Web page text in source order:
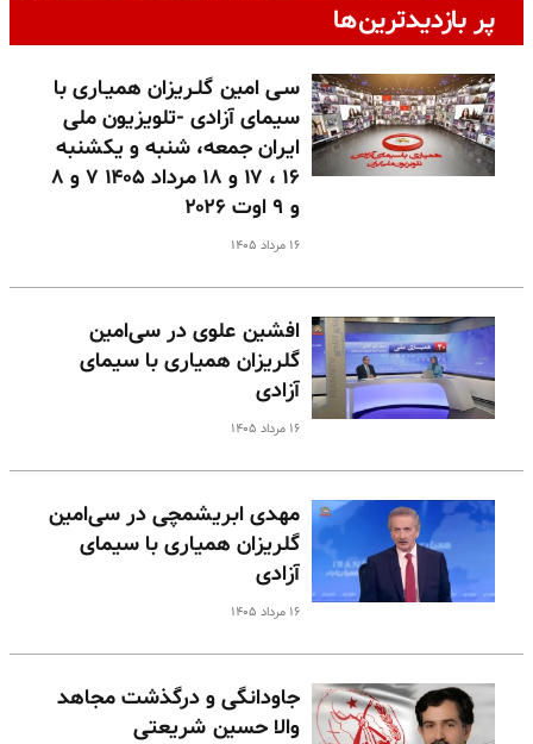
پر بازدیدترین‌ها
سـی امین گلـریزان همیـاری با
سیمای آزادی -تلویزیون ملی
ایران جمعه، شنبه و یکشنبه
۱۶ ، ۱۷ و ۱۸ مرداد ۱۴۰۵ ۷ و ۸
و ۹ اوت ۲۰۲۶
۱۶ مرداد ۱۴۰۵
افشین علوی در سی‌امین
گلریزان همیاری با سیمای
آزادی
۱۶ مرداد ۱۴۰۵
مهدی ابریشمچی در سی‌امین
گلریزان همیاری با سیمای
آزادی
۱۶ مرداد ۱۴۰۵
جاودانگی و درگذشت مجاهد
والا حسین شریعتی